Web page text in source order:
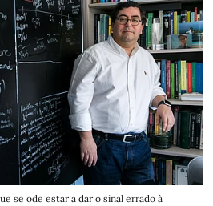
se ode estar a dar o sinal errado à